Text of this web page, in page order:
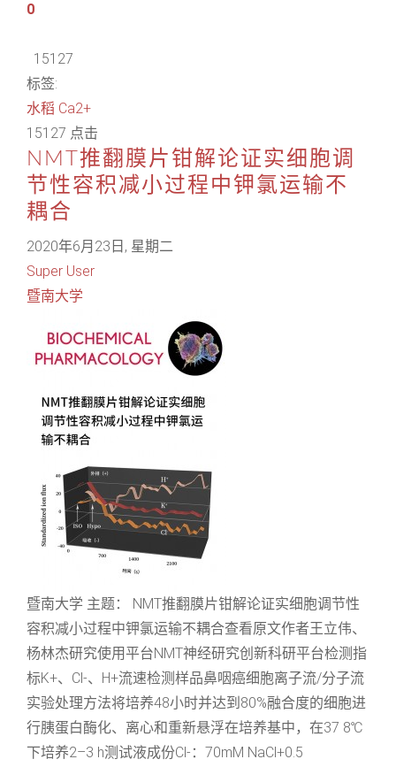
0
15127
标签:
水稻 Ca2+
15127 点击
NMT推翻膜片钳解论证实细胞调
节性容积减小过程中钾氯运输不
耦合
2020年6月23日, 星期二
Super User
暨南大学
暨南大学 主题： NMT推翻膜片钳解论证实细胞调节性
容积减小过程中钾氯运输不耦合查看原文作者王立伟、
杨林杰研究使用平台NMT神经研究创新科研平台检测指
标K+、Cl-、H+流速检测样品鼻咽癌细胞离子流/分子流
实验处理方法将培养48小时并达到80%融合度的细胞进
行胰蛋白酶化、离心和重新悬浮在培养基中，在37 8℃
下培养2–3 h测试液成份Cl-：70mM NaCl+0.5